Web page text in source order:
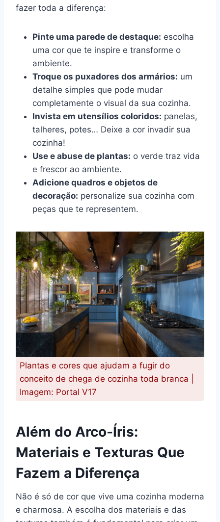
fazer toda a diferença:
Pinte uma parede de destaque: escolha
uma cor que te inspire e transforme o
ambiente.
Troque os puxadores dos armários: um
detalhe simples que pode mudar
completamente o visual da sua cozinha.
Invista em utensílios coloridos: panelas,
talheres, potes… Deixe a cor invadir sua
cozinha!
Use e abuse de plantas: o verde traz vida
e frescor ao ambiente.
Adicione quadros e objetos de
decoração: personalize sua cozinha com
peças que te representem.
Plantas e cores que ajudam a fugir do
conceito de chega de cozinha toda branca |
Imagem: Portal V17
Além do Arco-Íris:
Materiais e Texturas Que
Fazem a Diferença
Não é só de cor que vive uma cozinha moderna
e charmosa. A escolha dos materiais e das